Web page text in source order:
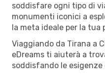
soddisfare ogni tipo di
monumenti iconici a
la meta ideale per la tua
Viaggiando da Tirana a
eDreams ti aiuterà a
soddisfando le esigenze